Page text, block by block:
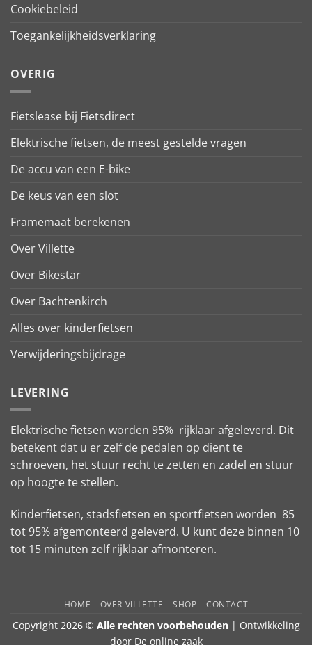
Cookiebeleid
Toegankelijkheidsverklaring
OVERIG
Fietslease bij Fietsdirect
Elektrische fietsen, de meest gestelde vragen
De accu van een E-bike
De keus van een slot
Framemaat berekenen
Over Villette
Over Bikestar
Over Bachtenkirch
Alles over kinderfietsen
Verwijderingsbijdrage
LEVERING
Elektrische fietsen worden 95% rijklaar afgeleverd. Dit
betekent dat u er zelf de pedalen op dient te
schroeven, het stuur recht te zetten en zadel en stuur
op hoogte te stellen.
Kinderfietsen, stadsfietsen en sportfietsen worden 85
tot 95% afgemonteerd geleverd. U kunt deze binnen 10
tot 15 minuten zelf rijklaar afmonteren.
HOME OVER VILLETTE SHOP CONTACT
Copyright 2026 © Alle rechten voorbehouden| Ontwikkeling
door De online zaak